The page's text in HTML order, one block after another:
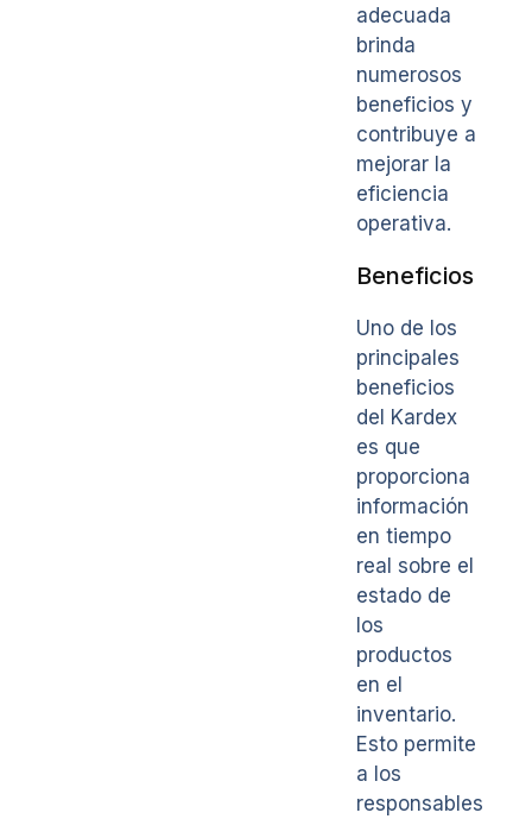
adecuada
brinda
numerosos
beneficios y
contribuye a
mejorar la
eficiencia
operativa.
Beneficios
Uno de los
principales
beneficios
del Kardex
es que
proporciona
información
en tiempo
real sobre el
estado de
los
productos
en el
inventario.
Esto permite
a los
responsables